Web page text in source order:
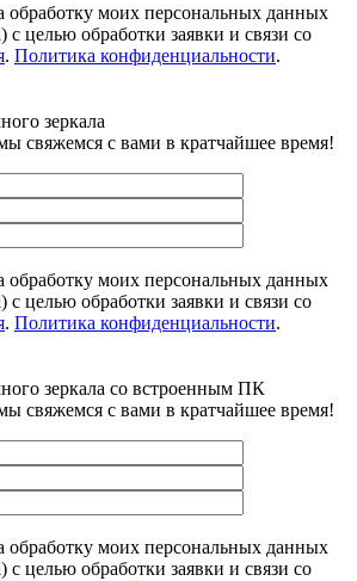
обработку моих персональных данных
с целью обработки заявки и связи со
. Политика конфиденциальности.
зеркала
свяжемся с вами в кратчайшее время!
обработку моих персональных данных
с целью обработки заявки и связи со
. Политика конфиденциальности.
зеркала со встроенным ПК
свяжемся с вами в кратчайшее время!
обработку моих персональных данных
с целью обработки заявки и связи со